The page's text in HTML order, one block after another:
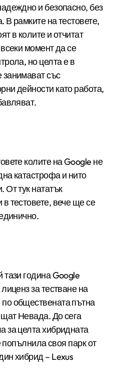
и безопасно, без
В рамките на тестовете,
в колите и отчитат
момент да се
но целта е в
със
дейности като работа,
колите на Google не
катастрофа и нито
тук нататък
тестовете, вече ще се
година Google
за тестване на
обществената пътна
Невада. До сега
за целта хибридната
попълнила своя парк от
хибрид – Lexus